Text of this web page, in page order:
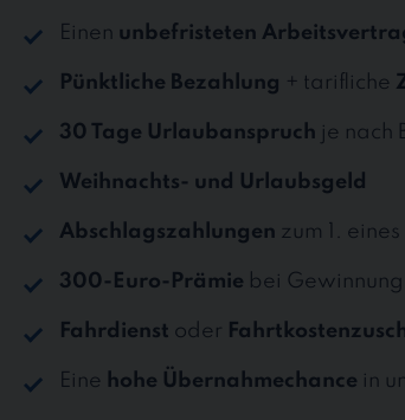
Einen unbefristeten
Pünktliche Bezahlung + tarifliche
30 Tage Urlaubanspruch je nach
Weihnachts- und Urlaubsgeld
Abschlagszahlungen zum 1.
300-Euro-Prämie bei
Fahrdienst oder
Eine hohe Übernahmechance in